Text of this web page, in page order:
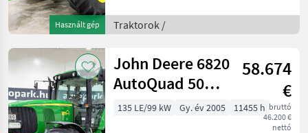
Használt gép
Kabine, SF3000 AutoTrac,
1+2-Kreis-Druckluftbremse,
Traktorok /
John Deere 6820
AutoQuad 50
km/h, TLS, cab
58.674
€
bruttó
46.200 €
nettó
135 LE/99 kW Gy. év 2005 11455 h